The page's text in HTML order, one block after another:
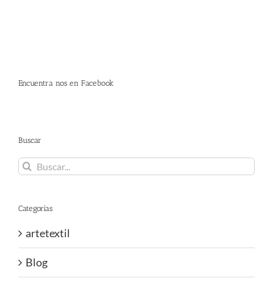
Encuentra nos en Facebook
Buscar
Buscar:
Categorías
artetextil
Blog